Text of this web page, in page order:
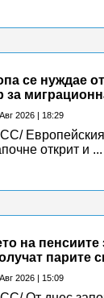
се нуждае
за
2026 | 18:29
открит и ...
на пенсиите
парите
2026 | 15:09